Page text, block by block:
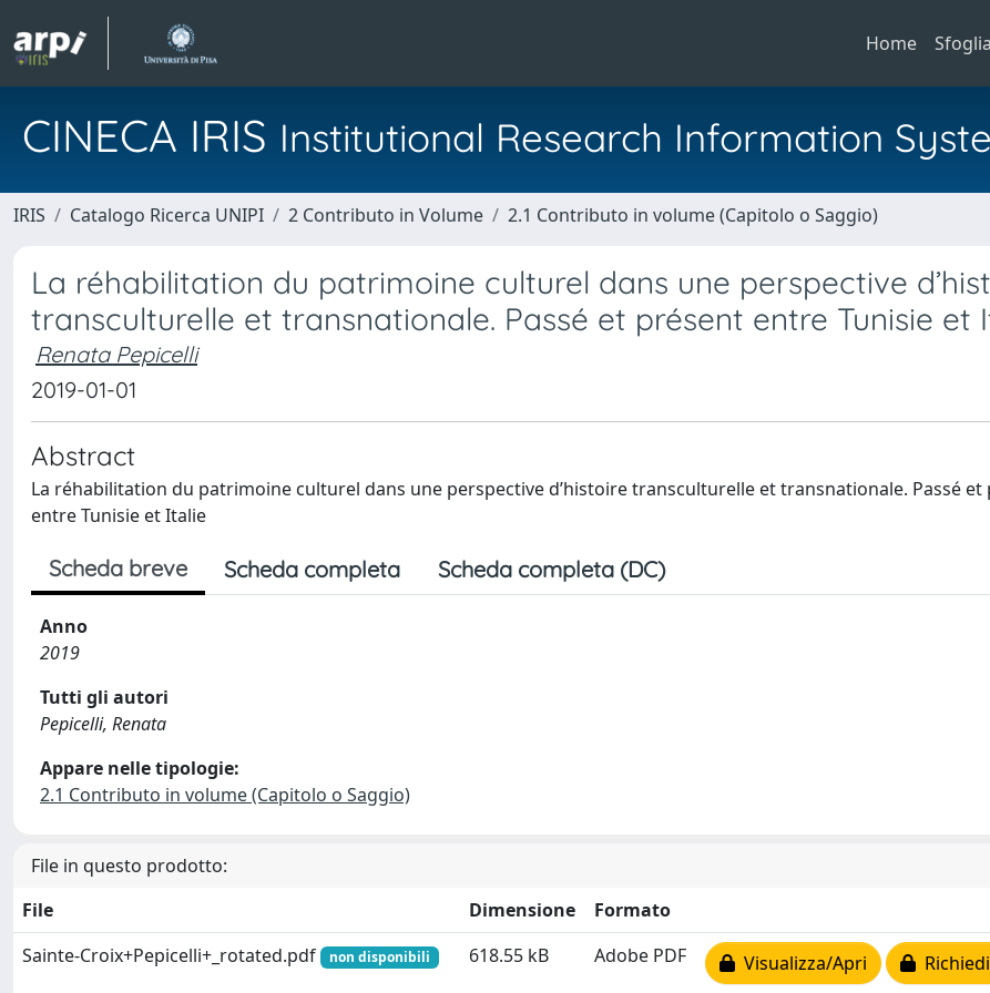
Home Sfoglia
CINECA IRIS Institutional Research Information
IRIS Catalogo Ricerca UNIPI 2 Contributo in Volume 2.1 Contributo in volume (Capitolo o Saggio)
La réhabilitation du patrimoine culturel dans une perspective
transculturelle et transnationale. Passé et présent entre Tunisie et
Renata Pepicelli
2019-01-01
Abstract
La réhabilitation du patrimoine culturel dans une perspective d’histoire transculturelle et transnationale. Passé et
entre Tunisie et Italie
Scheda breve Scheda completa Scheda completa (DC)
Anno
2019
Tutti gli autori
Pepicelli, Renata
Appare nelle tipologie:
2.1 Contributo in volume (Capitolo o Saggio)
File in questo prodotto:
File
Dimensione
Formato
Sainte-Croix+Pepicelli+_rotated.pdf
non disponibili 618.55 kB Adobe PDF Visualizza/Apri